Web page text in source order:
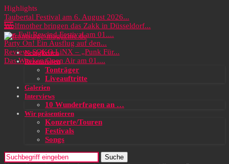
Highlights
Taubertal Festival am 6. August 2026...
Wolfmother bringen das Zakk in Düsseldorf...
Das Full Rewind Festival am 01....
Party On! Ein Ausflug auf den...
Review: SOKO LiNX – „Punk Für...
Das Wacken Open Air am 01....
Neuigkeiten
Rezensionen
Tonträger
Liveauftritte
Galerien
Interviews
10 Wunderfragen an …
Wir präsentieren
Konzerte/Touren
Festivals
Songs
Suche